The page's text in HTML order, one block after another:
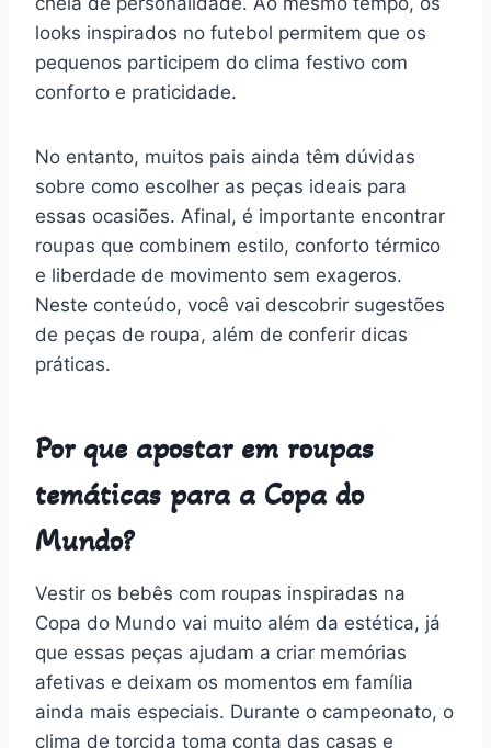
looks inspirados no futebol permitem que os
pequenos participem do clima festivo com
conforto e praticidade.
No entanto, muitos pais ainda têm dúvidas
sobre como escolher as peças ideais para
essas ocasiões. Afinal, é importante encontrar
roupas que combinem estilo, conforto térmico
e liberdade de movimento sem exageros.
Neste conteúdo, você vai descobrir sugestões
de peças de roupa, além de conferir dicas
práticas.
Por que apostar em roupas
temáticas para a Copa do
Mundo?
Vestir os bebês com roupas inspiradas na
Copa do Mundo vai muito além da estética, já
que essas peças ajudam a criar memórias
afetivas e deixam os momentos em família
ainda mais especiais. Durante o campeonato, o
clima de torcida toma conta das casas e